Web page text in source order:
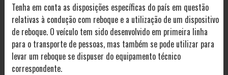
Tenha em conta as disposições específicas do país em questão
relativas à condução com reboque e a utilização de um dispositivo
de reboque. O veículo tem sido desenvolvido em primeira linha
para o transporte de pessoas, mas também se pode utilizar para
levar um reboque se dispuser do equipamento técnico
correspondente.